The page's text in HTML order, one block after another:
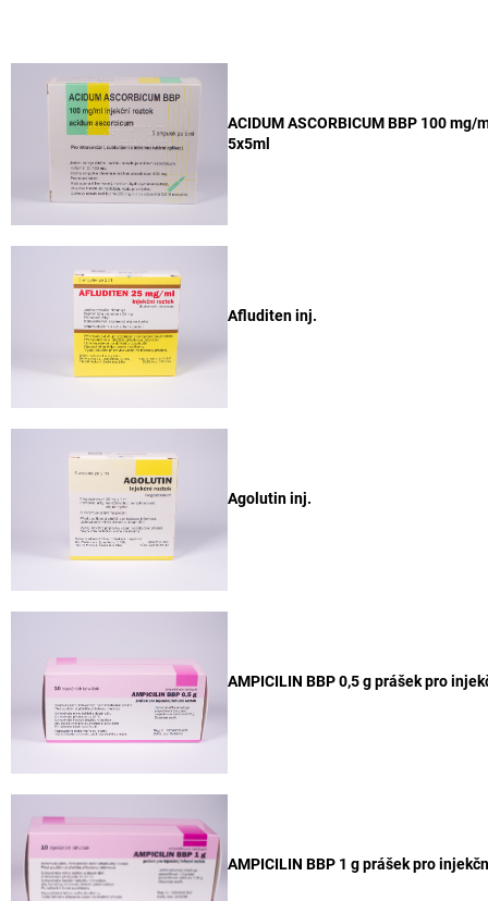
ACIDUM ASCORBICUM BBP 100
5x5ml
Afluditen inj.
Agolutin inj.
AMPICILIN BBP 0,5 g prášek pro
AMPICILIN BBP 1 g prášek pro